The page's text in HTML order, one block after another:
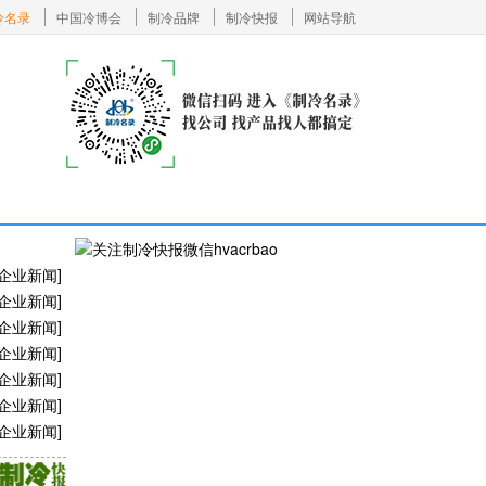
名录 中国冷博会 制冷品牌 制冷快报 网站导航
业新闻]
业新闻]
业新闻]
业新闻]
业新闻]
业新闻]
业新闻]
业新闻]